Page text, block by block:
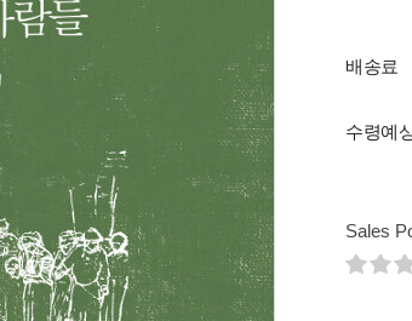
배송료
수령예
Sales